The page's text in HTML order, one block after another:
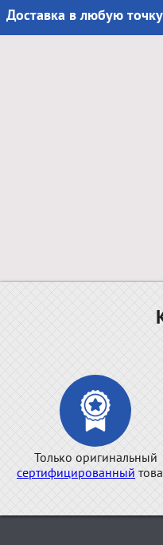
Доставка в любую
Только оригинальный
сертифицированный